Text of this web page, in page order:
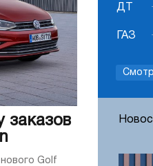
заказов
Golf
ДТ
ГАЗ